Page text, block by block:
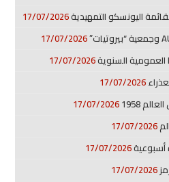
17/07/2026
17/07/2026
السنوية17/07/2026
17/07/2026
1958
17/07/2026
17/07/2026
أسبوعية17/07/2026
17/07/2026